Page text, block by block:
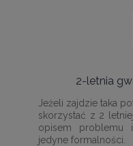
2-letnia
Jeżeli zajdzie taka
skorzystać z 2
opisem problemu
jedyne formalności.